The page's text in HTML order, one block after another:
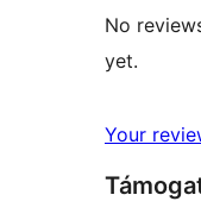
No
yet.
Your